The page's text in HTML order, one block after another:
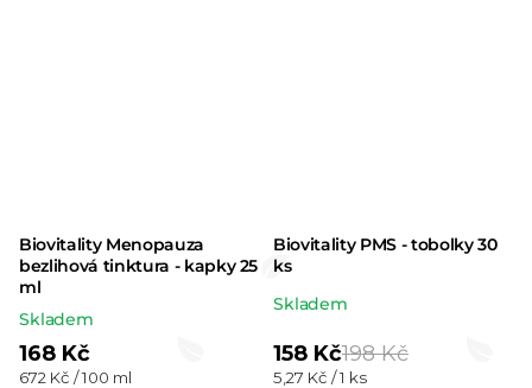
Biovitality Menopauza
bezlihová tinktura - kapky 25
ml
Skladem
168 Kč
Měrná
672 Kč / 100 ml
Biovitality PMS - tobolky 30
ks
Průměrné
produktu
Skladem
158 Kč198 Kč
Měrná
5,27 Kč / 1 ks